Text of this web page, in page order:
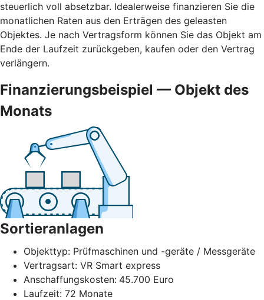
steuerlich voll absetzbar. Idealerweise finanzieren Sie die
monatlichen Raten aus den Erträgen des geleasten
Objektes. Je nach Vertragsform können Sie das Objekt am
Ende der Laufzeit zurückgeben, kaufen oder den Vertrag
verlängern.
Finanzierungsbeispiel — Objekt des
Monats
Sortieranlagen
Objekttyp: Prüfmaschinen und -geräte / Messgeräte
Vertragsart: VR Smart express
Anschaffungskosten: 45.700 Euro
Laufzeit: 72 Monate